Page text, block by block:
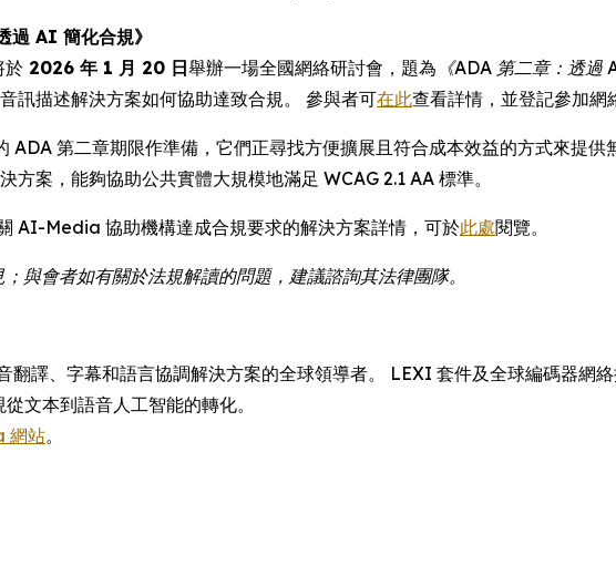
AI 簡化合規》
於 2026 年 1 月 20 日舉辦一場全國網絡研討會，題為 《ADA 第二章：透過
訊描述解決方案如何協助達致合規。 參與者可在此查看詳情，並登記參加網
ADA 第二章期限作準備，它們正尋找方便擴展且符合成本效益的方式來提
案，能夠協助公共實體大規模地滿足 WCAG 2.1 AA 標準。
AI-Media 協助機構達成合規要求的解決方案詳情，可於此處閱覽。
與會者如有關於法規解讀的問題，建議諮詢其法律團隊。
譯、字幕和語言協調解決方案的全球領導者。 LEXI 套件及全球編碼器網
文本到語音人工智能的轉化。
網站。